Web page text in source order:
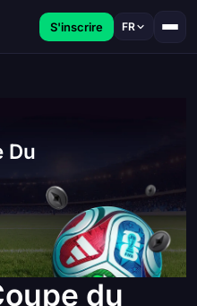
S'inscrire FR
Du
du